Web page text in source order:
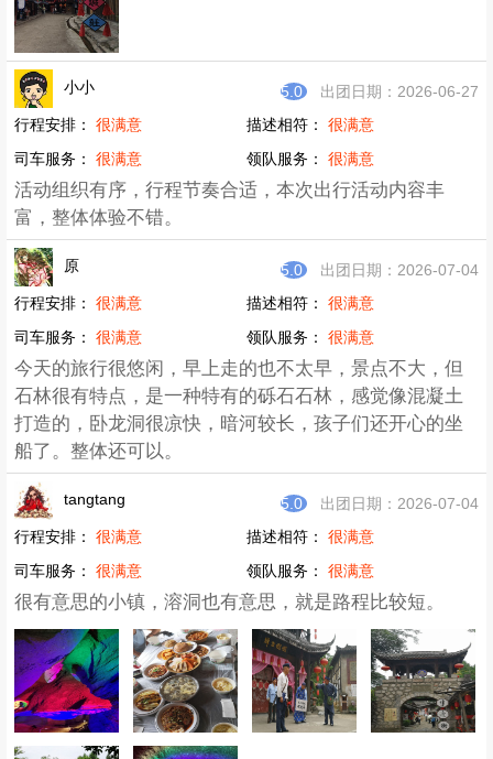
小小 5.0
出团日期：2026-06-27
行程安排：很满意 描述相符： 很满意
司车服务：很满意 领队服务： 很满意
活动组织有序，行程节奏合适，本次出行活动内容丰
富，整体体验不错。
原 5.0
出团日期：2026-07-04
行程安排：很满意 描述相符： 很满意
司车服务：很满意 领队服务： 很满意
今天的旅行很悠闲，早上走的也不太早，景点不大，但
石林很有特点，是一种特有的砾石石林，感觉像混凝土
打造的，卧龙洞很凉快，暗河较长，孩子们还开心的坐
船了。整体还可以。
tangtang 5.0
出团日期：2026-07-04
行程安排：很满意 描述相符： 很满意
司车服务：很满意 领队服务： 很满意
很有意思的小镇，溶洞也有意思，就是路程比较短。